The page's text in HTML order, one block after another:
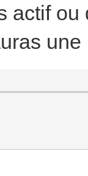
actif